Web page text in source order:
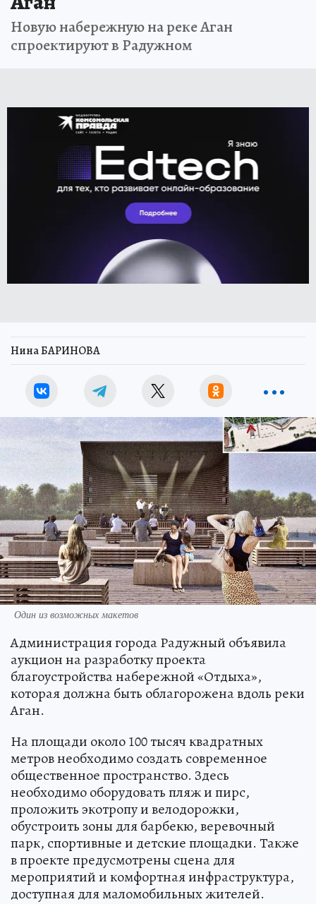
Новую набережную на реке Аган
спроектируют в Радужном
Нина БАРИНОВА
Один из возможных макетов
Администрация города Радужный объявила
аукцион на разработку проекта
благоустройства набережной «Отдыха»,
которая должна быть облагорожена вдоль реки
Аган.
На площади около 100 тысяч квадратных
метров необходимо создать современное
общественное пространство. Здесь
необходимо оборудовать пляж и пирс,
проложить экотропу и велодорожки,
обустроить зоны для барбекю, веревочный
парк, спортивные и детские площадки. Также
в проекте предусмотрены сцена для
мероприятий и комфортная инфраструктура,
доступная для маломобильных жителей.